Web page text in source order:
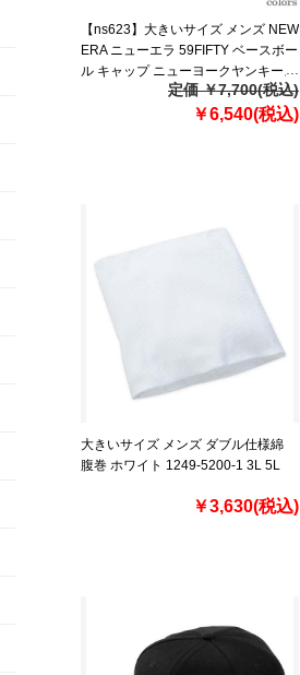
【ns623】大きいサイズ メンズ NEW
ERA ニューエラ 59FIFTY ベースボー
ル キャップ ニューヨークヤンキース
YANKEES 帽子 USA直輸入
定価 ￥7,700(税込)
￥6,540(税込)
大きいサイズ メンズ ダブル仕様綿
腹巻 ホワイト 1249-5200-1 3L 5L
￥3,630(税込)